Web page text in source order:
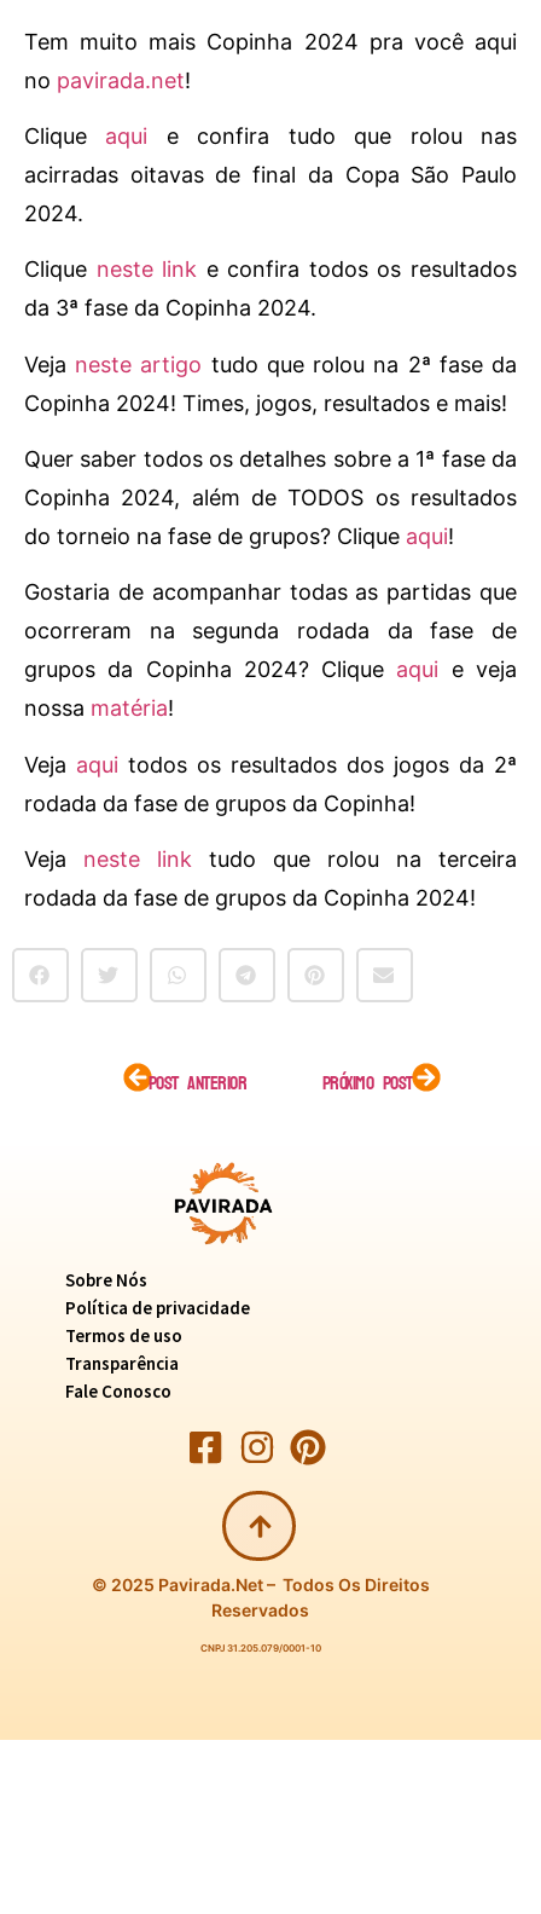
Tem muito mais Copinha 2024 pra você aqui
no pavirada.net!
Clique aqui e confira tudo que rolou nas
acirradas oitavas de final da Copa São Paulo
2024.
Clique neste link e confira todos os resultados
da 3ª fase da Copinha 2024.
Veja neste artigo tudo que rolou na 2ª fase da
Copinha 2024! Times, jogos, resultados e mais!
Quer saber todos os detalhes sobre a 1ª fase da
Copinha 2024, além de TODOS os resultados
do torneio na fase de grupos? Clique aqui!
Gostaria de acompanhar todas as partidas que
ocorreram na segunda rodada da fase de
grupos da Copinha 2024? Clique aqui e veja
nossa matéria!
Veja aqui todos os resultados dos jogos da 2ª
rodada da fase de grupos da Copinha!
Veja neste link tudo que rolou na terceira
rodada da fase de grupos da Copinha 2024!
POST ANTERIOR PRÓXIMO POST
Sobre Nós
Política de privacidade
Termos de uso
Transparência
Fale Conosco
© 2025 Pavirada.net – Todos Os Direitos
Reservados
CNPJ 31.205.079/0001-10